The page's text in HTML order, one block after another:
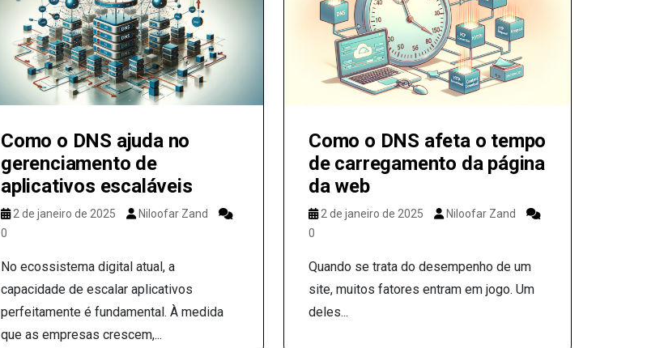
Como o DNS ajuda no
gerenciamento de
aplicativos escaláveis
2 de janeiro de 2025
Niloofar Zand
0
No ecossistema digital atual, a
capacidade de escalar aplicativos
perfeitamente é fundamental. À medida
que as empresas crescem,...
Como o DNS afeta o tempo
de carregamento da página
da web
2 de janeiro de 2025
Niloofar Zand
0
Quando se trata do desempenho de um
site, muitos fatores entram em jogo. Um
deles...